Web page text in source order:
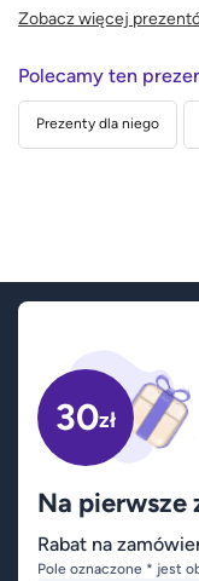
Zobacz więcej
Polecamy ten
Prezenty dla niego
30zł
Na pierwsze
Rabat na
Pole oznaczone * jest